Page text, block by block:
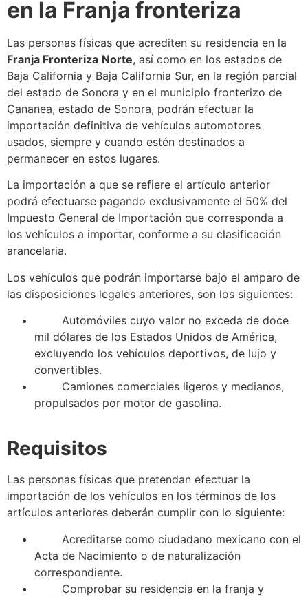
en la Franja fronteriza
Las personas físicas que acrediten su residencia en la
Franja Fronteriza Norte, así como en los estados de
Baja California y Baja California Sur, en la región parcial
del estado de Sonora y en el municipio fronterizo de
Cananea, estado de Sonora, podrán efectuar la
importación definitiva de vehículos automotores
usados, siempre y cuando estén destinados a
permanecer en estos lugares.
La importación a que se refiere el artículo anterior
podrá efectuarse pagando exclusivamente el 50% del
Impuesto General de Importación que corresponda a
los vehículos a importar, conforme a su clasificación
arancelaria.
Los vehículos que podrán importarse bajo el amparo de
las disposiciones legales anteriores, son los siguientes:
Automóviles cuyo valor no exceda de doce
mil dólares de los Estados Unidos de América,
excluyendo los vehículos deportivos, de lujo y
convertibles.
Camiones comerciales ligeros y medianos,
propulsados por motor de gasolina.
Requisitos
Las personas físicas que pretendan efectuar la
importación de los vehículos en los términos de los
artículos anteriores deberán cumplir con lo siguiente:
Acreditarse como ciudadano mexicano con el
Acta de Nacimiento o de naturalización
correspondiente.
Comprobar su residencia en la franja y